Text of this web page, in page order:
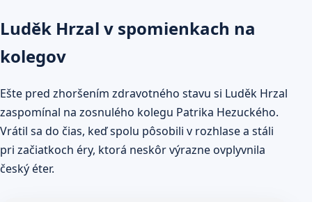
Luděk Hrzal v spomienkach na
kolegov
Ešte pred zhoršením zdravotného stavu si Luděk Hrzal
zaspomínal na zosnulého kolegu Patrika Hezuckého.
Vrátil sa do čias, keď spolu pôsobili v rozhlase a stáli
pri začiatkoch éry, ktorá neskôr výrazne ovplyvnila
český éter.